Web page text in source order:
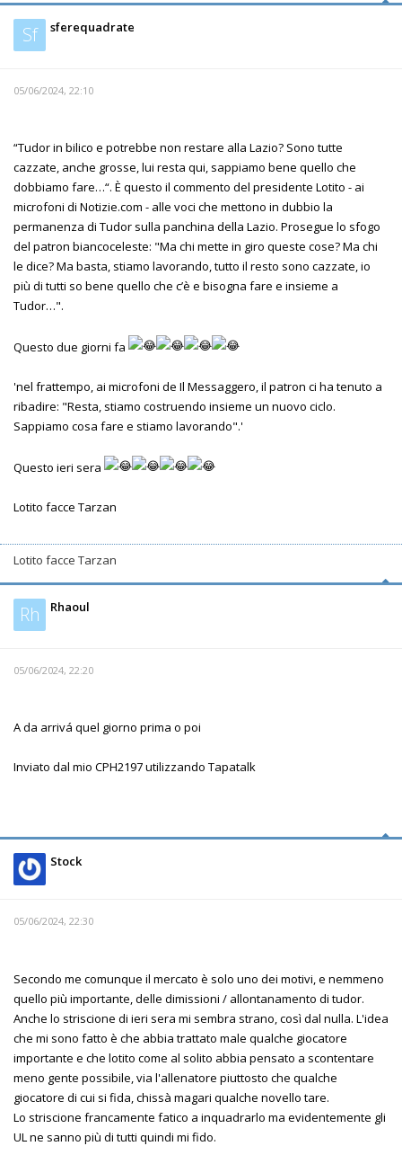
Sf sferequadrate
05/06/2024, 22:10
“Tudor in bilico e potrebbe non restare alla Lazio? Sono tutte
cazzate, anche grosse, lui resta qui, sappiamo bene quello che
dobbiamo fare…“. È questo il commento del presidente Lotito - ai
microfoni di Notizie.com - alle voci che mettono in dubbio la
permanenza di Tudor sulla panchina della Lazio. Prosegue lo sfogo
del patron biancoceleste: "Ma chi mette in giro queste cose? Ma chi
le dice? Ma basta, stiamo lavorando, tutto il resto sono cazzate, io
più di tutti so bene quello che c’è e bisogna fare e insieme a
Tudor…".
Questo due giorni fa
'nel frattempo, ai microfoni de Il Messaggero, il patron ci ha tenuto a
ribadire: "Resta, stiamo costruendo insieme un nuovo ciclo.
Sappiamo cosa fare e stiamo lavorando".'
Questo ieri sera
Lotito facce Tarzan
Lotito facce Tarzan
Rh Rhaoul
05/06/2024, 22:20
A da arrivá quel giorno prima o poi
Inviato dal mio CPH2197 utilizzando Tapatalk
Stock
05/06/2024, 22:30
Secondo me comunque il mercato è solo uno dei motivi, e nemmeno
quello più importante, delle dimissioni / allontanamento di tudor.
Anche lo striscione di ieri sera mi sembra strano, così dal nulla. L'idea
che mi sono fatto è che abbia trattato male qualche giocatore
importante e che lotito come al solito abbia pensato a scontentare
meno gente possibile, via l'allenatore piuttosto che qualche
giocatore di cui si fida, chissà magari qualche novello tare.
Lo striscione francamente fatico a inquadrarlo ma evidentemente gli
UL ne sanno più di tutti quindi mi fido.